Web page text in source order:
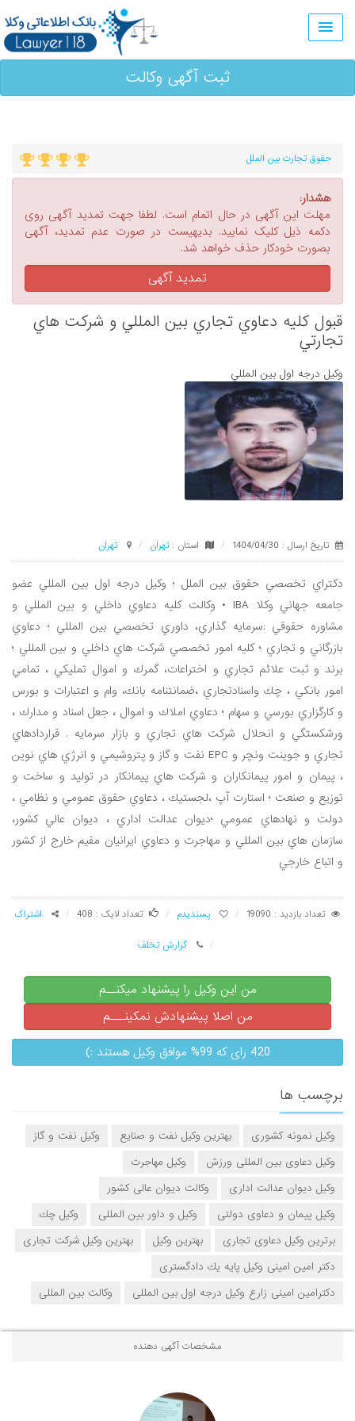
ثبت آگهی وکالت
حقوق تجارت بین الملل
هشدار:
مهلت این آگهی در حال اتمام است. لطفا جهت تمدید آگهی روی
دکمه ذیل کلیک نمایید. بدیهیست در صورت عدم تمدید، آگهی
بصورت خودکار حذف خواهد شد.
تمدید آگهی
قبول كليه دعاوي تجاري بين المللي و شركت هاي
تجارتي
وكيل درجه اول بين المللي
تاریخ ارسال : 1404/04/30 استان :تهران تهران
دكتراي تخصصي حقوق بين الملل ؛ وكيل درجه اول بين المللي عضو
جامعه جهاني وكلا IBA • وكالت كليه دعاوي داخلي و بين المللي و
مشاوره حقوقي :سرمايه گذاري، داوري تخصصي بين المللي ؛ دعاوي
بازرگاني و تجاري ؛ كليه امور تخصصي شركت هاي داخلي و بين المللي ؛
برند و ثبت علائم تجاري و اختراعات، گمرك و اموال تمليكي ، تمامي
امور بانكي ، چك واسنادتجاري ،ضمانتنامه بانك، وام و اعتبارات و بورس
و كارگزاري بورسي و سهام ؛ دعاوي املاك و اموال ، جعل اسناد و مدارك ،
ورشكستگي و انحلال شركت هاي تجاري و بازار سرمايه . قراردادهاي
تجاري و جوينت ونچر و EPC نفت و گاز و پتروشيمي و انرژي هاي نوين
، پيمان و امور پيمانكاران و شركت هاي پيمانكار در توليد و ساخت و
توزيع و صنعت ؛ استارت آپ ،لجستيك ، دعاوي حقوق عمومي و نظامي ،
دولت و نهادهاي عمومي ؛ديوان عدالت اداري ، ديوان عالي كشور،
سازمان هاي بين المللي و مهاجرت و دعاوي ايرانيان مقيم خارج از كشور
و اتباع خارجي
تعداد بازدید : 19090 پسندیدم تعداد لایک : 408 اشتراک
گزارش تخلف
من این وکیل را پیشنهاد میکنــم
من اصلا پیشنهادش نمکینـــم
420 رای که 99% موافق وکیل هستند :)
برچسب ها
وكیل نمونه كشوری بهترین وكیل نفت و صنایع
وكیل نفت و گاز
وكیل دعاوی بین المللی ورزش
وكیل مهاجرت
وكیل دیوان عدالت اداری
وكالت دیوان عالی كشور
وكیل پیمان و دعاوی دولتی
وكیل و داور بین المللی
وكیل چك
برترین وكیل دعاوی تجاری
بهترین وكیل
بهترین وكیل شركت تجاری
دكتر امین امینی وكیل پایه یك دادگستری
دكترامین امینی زارع وكیل درجه اول بین المللی
وكالت بین المللی
مشخصات آگهی دهنده